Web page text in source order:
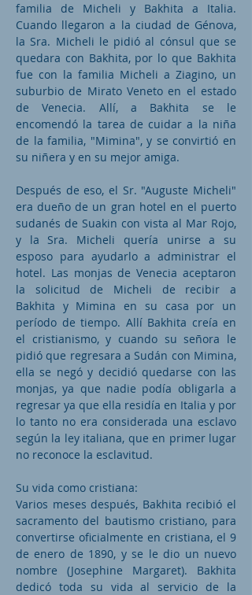
familia de Micheli y Bakhita a Italia.
Cuando llegaron a la ciudad de Génova,
la Sra. Micheli le pidió al cónsul que se
quedara con Bakhita, por lo que Bakhita
fue con la familia Micheli a Ziagino, un
suburbio de Mirato Veneto en el estado
de Venecia. Allí, a Bakhita se le
encomendó la tarea de cuidar a la niña
de la familia, "Mimina", y se convirtió en
su niñera y en su mejor amiga.
Después de eso, el Sr. "Auguste Micheli"
era dueño de un gran hotel en el puerto
sudanés de Suakin con vista al Mar Rojo,
y la Sra. Micheli quería unirse a su
esposo para ayudarlo a administrar el
hotel. Las monjas de Venecia aceptaron
la solicitud de Micheli de recibir a
Bakhita y Mimina en su casa por un
período de tiempo. Allí Bakhita creía en
el cristianismo, y cuando su señora le
pidió que regresara a Sudán con Mimina,
ella se negó y decidió quedarse con las
monjas, ya que nadie podía obligarla a
regresar ya que ella residía en Italia y por
lo tanto no era considerada una esclavo
según la ley italiana, que en primer lugar
no reconoce la esclavitud.
Su vida como cristiana:
Varios meses después, Bakhita recibió el
sacramento del bautismo cristiano, para
convertirse oficialmente en cristiana, el 9
de enero de 1890, y se le dio un nuevo
nombre (Josephine Margaret). Bakhita
dedicó toda su vida al servicio de la